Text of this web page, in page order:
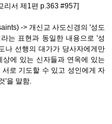
리서 제1편 p.363 #957]
-> 개신교 사도신경의 '성도
는 표현과 동일한 내용으로 '성
나 선행의 대가가 당사자에게만
에 있는 신자들과 연옥에 있는
로 기도할 수 있고 성인에게 자
'을 말함.